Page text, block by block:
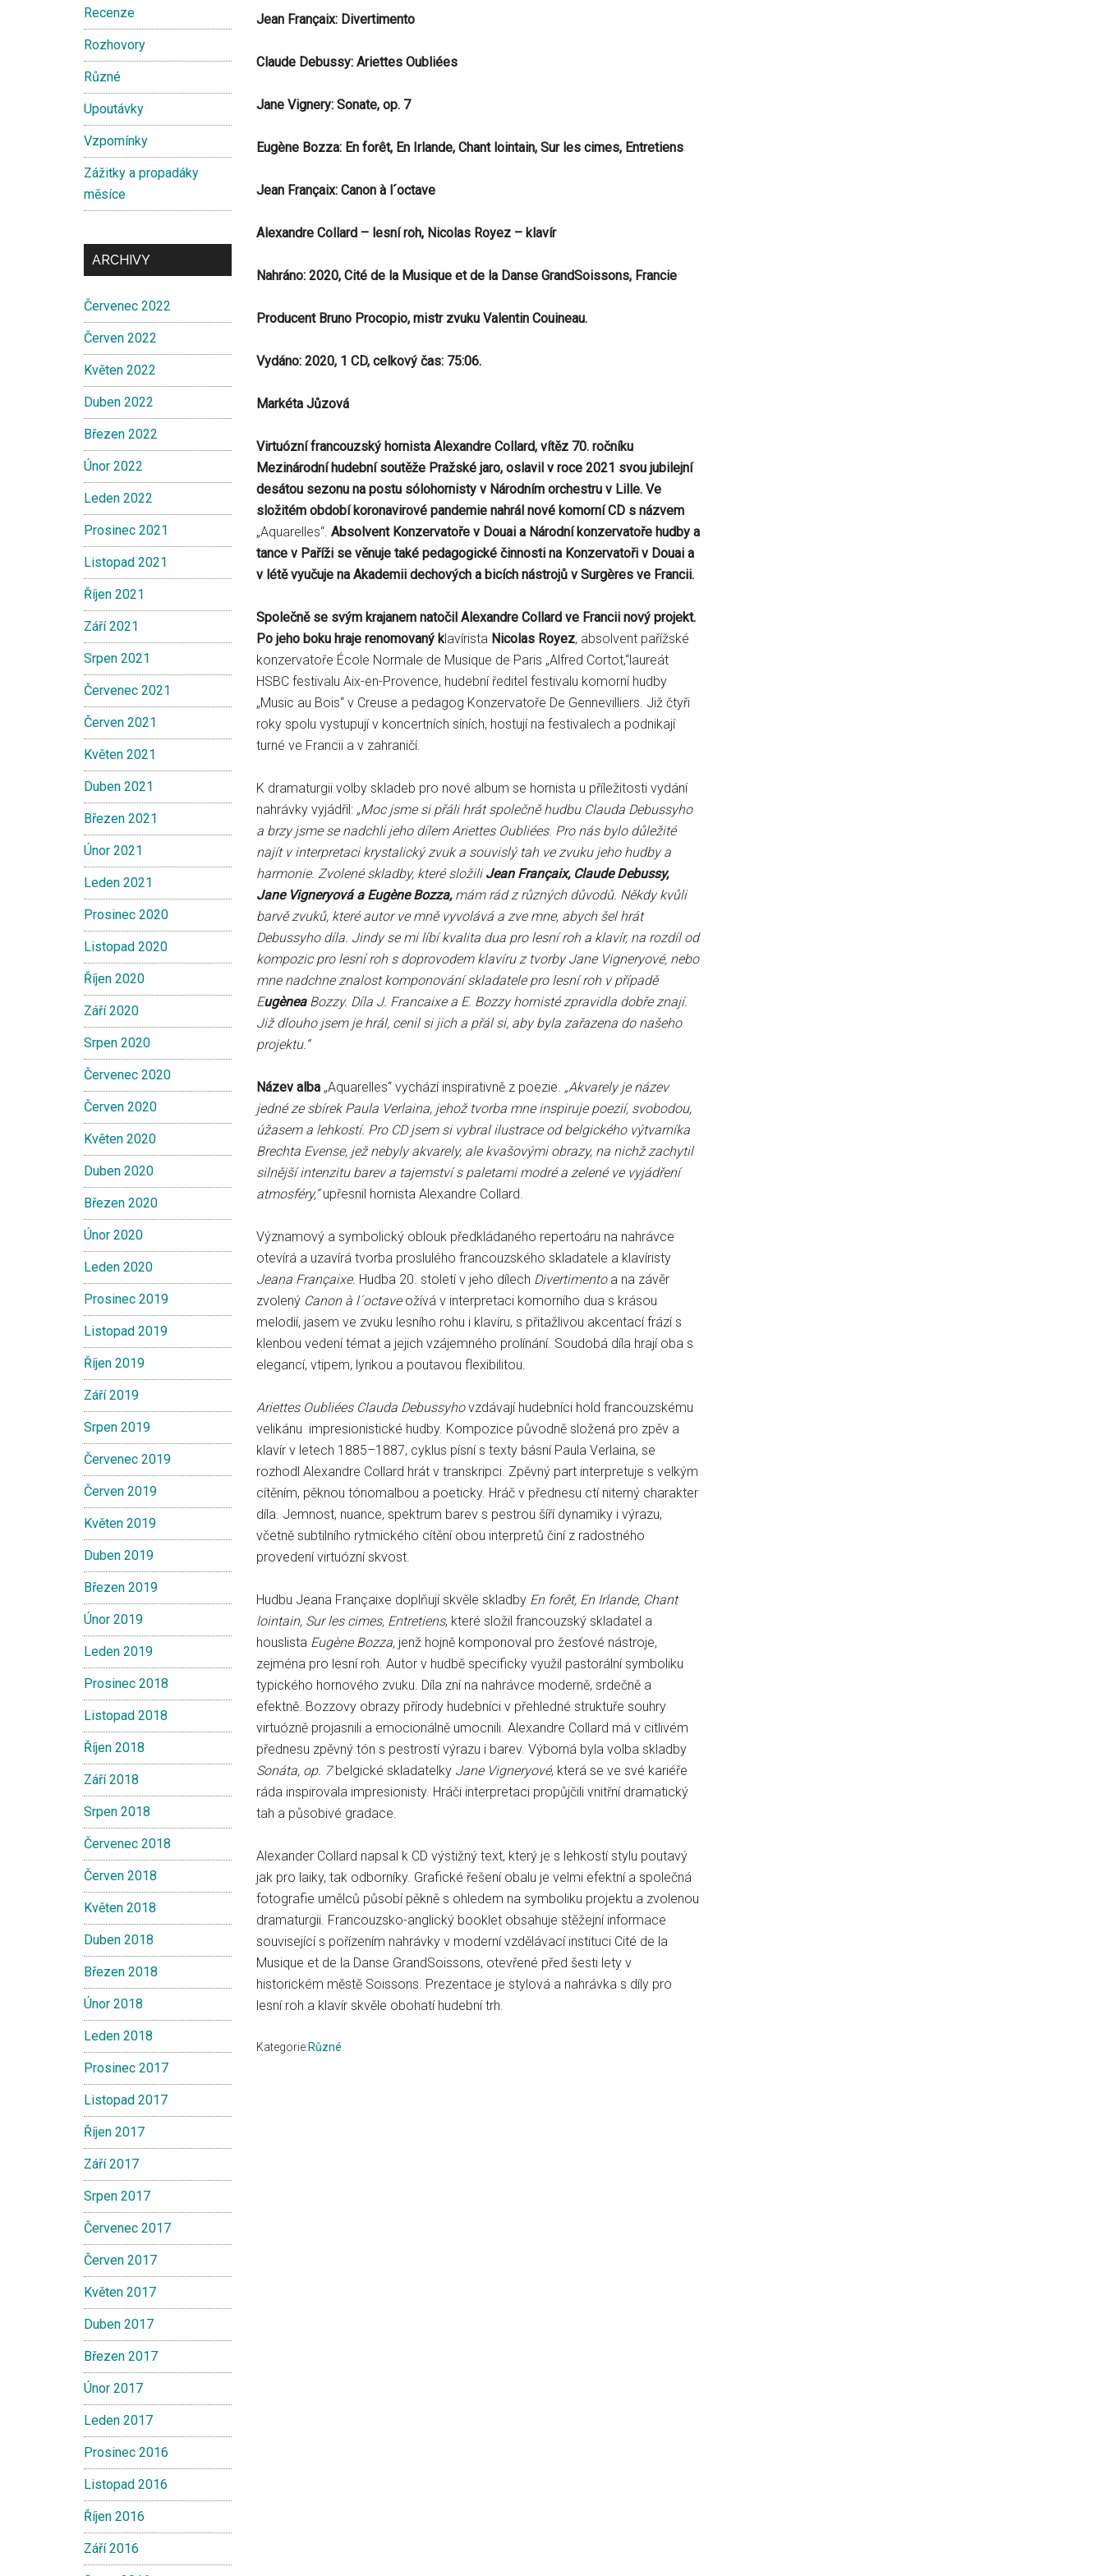
Jean Françaix: Divertimento
Claude Debussy: Ariettes Oubliées
Jane Vignery: Sonate, op. 7
Eugène Bozza: En forêt, En Irlande, Chant lointain, Sur les cimes, Entretiens
Jean Françaix: Canon à l´octave
Alexandre Collard – lesní roh, Nicolas Royez – klavír
Nahráno: 2020, Cité de la Musique et de la Danse GrandSoissons, Francie
Producent Bruno Procopio, mistr zvuku Valentin Couineau.
Vydáno: 2020, 1 CD, celkový čas: 75:06.
Markéta Jůzová
Virtuózní francouzský hornista Alexandre Collard, vítěz 70. ročníku
Mezinárodní hudební soutěže Pražské jaro, oslavil v roce 2021 svou jubilejní
desátou sezonu na postu sólohornisty v Národním orchestru v Lille. Ve
složitém období koronavirové pandemie nahrál nové komorní CD s názvem
„Aquarelles“. Absolvent Konzervatoře v Douai a Národní konzervatoře hudby a
tance v Paříži se věnuje také pedagogické činnosti na Konzervatoři v Douai a
v létě vyučuje na Akademii dechových a bicích nástrojů v Surgères ve Francii.
Společně se svým krajanem natočil Alexandre Collard ve Francii nový projekt.
Po jeho boku hraje renomovaný klavírista Nicolas Royez, absolvent pařížské
konzervatoře École Normale de Musique de Paris „Alfred Cortot,“laureát
HSBC festivalu Aix-en-Provence, hudební ředitel festivalu komorní hudby
„Music au Bois“ v Creuse a pedagog Konzervatoře De Gennevilliers. Již čtyři
roky spolu vystupují v koncertních síních, hostují na festivalech a podnikají
turné ve Francii a v zahraničí.
K dramaturgii volby skladeb pro nové album se hornista u příležitosti vydání
nahrávky vyjádřil: „Moc jsme si přáli hrát společně hudbu Clauda Debussyho
a brzy jsme se nadchli jeho dílem Ariettes Oubliées. Pro nás bylo důležité
najít v interpretaci krystalický zvuk a souvislý tah ve zvuku jeho hudby a
harmonie. Zvolené skladby, které složili Jean Françaix, Claude Debussy,
Jane Vigneryová a Eugène Bozza, mám rád z různých důvodů. Někdy kvůli
barvě zvuků, které autor ve mně vyvolává a zve mne, abych šel hrát
Debussyho díla. Jindy se mi líbí kvalita dua pro lesní roh a klavír, na rozdíl od
kompozic pro lesní roh s doprovodem klavíru z tvorby Jane Vigneryové, nebo
mne nadchne znalost komponování skladatele pro lesní roh v případě
EugèneaBozzy. Díla J. Francaixe a E. Bozzy hornisté zpravidla dobře znají.
Již dlouho jsem je hrál, cenil si jich a přál si, aby byla zařazena do našeho
projektu.“
Název alba „Aquarelles“ vychází inspirativně z poezie. „Akvarely je název
jedné ze sbírek Paula Verlaina, jehož tvorba mne inspiruje poezií, svobodou,
úžasem a lehkostí. Pro CD jsem si vybral ilustrace od belgického výtvarníka
Brechta Evense, jež nebyly akvarely, ale kvašovými obrazy, na nichž zachytil
silnější intenzitu barev a tajemství s paletami modré a zelené ve vyjádření
atmosféry,“upřesnil hornista Alexandre Collard.
Významový a symbolický oblouk předkládaného repertoáru na nahrávce
otevírá a uzavírá tvorba proslulého francouzského skladatele a klavíristy
Jeana Françaixe. Hudba 20. století v jeho dílech Divertimento a na závěr
zvolený Canon à l´octaveožívá v interpretaci komorního dua s krásou
melodií, jasem ve zvuku lesního rohu i klavíru, s přitažlivou akcentací frází s
klenbou vedení témat a jejich vzájemného prolínání. Soudobá díla hrají oba s
elegancí, vtipem, lyrikou a poutavou flexibilitou.
Ariettes Oubliées Clauda Debussyhovzdávají hudebníci hold francouzskému
velikánu impresionistické hudby. Kompozice původně složená pro zpěv a
klavír v letech 1885–1887, cyklus písní s texty básní Paula Verlaina, se
rozhodl Alexandre Collard hrát v transkripci. Zpěvný part interpretuje s velkým
cítěním, pěknou tónomalbou a poeticky. Hráč v přednesu ctí niterný charakter
díla. Jemnost, nuance, spektrum barev s pestrou šíří dynamiky i výrazu,
včetně subtilního rytmického cítění obou interpretů činí z radostného
provedení virtuózní skvost.
Hudbu Jeana Françaixe doplňují skvěle skladby En forêt, En Irlande, Chant
lointain, Sur les cimes, Entretiens, které složil francouzský skladatel a
houslista Eugène Bozza, jenž hojně komponoval pro žesťové nástroje,
zejména pro lesní roh. Autor v hudbě specificky využil pastorální symboliku
typického hornového zvuku. Díla zní na nahrávce moderně, srdečně a
efektně. Bozzovy obrazy přírody hudebníci v přehledné struktuře souhry
virtuózně projasnili a emocionálně umocnili. Alexandre Collard má v citlivém
přednesu zpěvný tón s pestrostí výrazu i barev. Výborná byla volba skladby
Sonáta, op. 7belgické skladatelky Jane Vigneryové, která se ve své kariéře
ráda inspirovala impresionisty. Hráči interpretaci propůjčili vnitřní dramatický
tah a působivé gradace.
Alexander Collard napsal k CD výstižný text, který je s lehkostí stylu poutavý
jak pro laiky, tak odborníky. Grafické řešení obalu je velmi efektní a společná
fotografie umělců působí pěkně s ohledem na symboliku projektu a zvolenou
dramaturgii. Francouzsko-anglický booklet obsahuje stěžejní informace
související s pořízením nahrávky v moderní vzdělávací instituci Cité de la
Musique et de la Danse GrandSoissons, otevřené před šesti lety v
historickém městě Soissons. Prezentace je stylová a nahrávka s díly pro
lesní roh a klavír skvěle obohatí hudební trh.
Kategorie:Různé
Recenze
Rozhovory
Různé
Upoutávky
Vzpomínky
Zážitky a propadáky
měsíce
ARCHIVY
Červenec 2022
Červen 2022
Květen 2022
Duben 2022
Březen 2022
Únor 2022
Leden 2022
Prosinec 2021
Listopad 2021
Říjen 2021
Září 2021
Srpen 2021
Červenec 2021
Červen 2021
Květen 2021
Duben 2021
Březen 2021
Únor 2021
Leden 2021
Prosinec 2020
Listopad 2020
Říjen 2020
Září 2020
Srpen 2020
Červenec 2020
Červen 2020
Květen 2020
Duben 2020
Březen 2020
Únor 2020
Leden 2020
Prosinec 2019
Listopad 2019
Říjen 2019
Září 2019
Srpen 2019
Červenec 2019
Červen 2019
Květen 2019
Duben 2019
Březen 2019
Únor 2019
Leden 2019
Prosinec 2018
Listopad 2018
Říjen 2018
Září 2018
Srpen 2018
Červenec 2018
Červen 2018
Květen 2018
Duben 2018
Březen 2018
Únor 2018
Leden 2018
Prosinec 2017
Listopad 2017
Říjen 2017
Září 2017
Srpen 2017
Červenec 2017
Červen 2017
Květen 2017
Duben 2017
Březen 2017
Únor 2017
Leden 2017
Prosinec 2016
Listopad 2016
Říjen 2016
Září 2016